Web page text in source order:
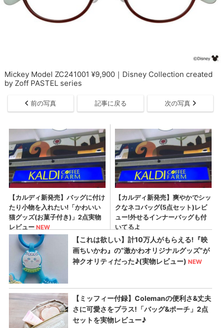
Mickey Model ZC241001 ¥9,900｜Disney Collection created
by Zoff PASTEL series
前の写真 記事に戻る 次の写真